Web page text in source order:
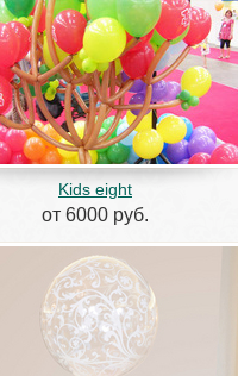
Kids eight
от 6000 руб.